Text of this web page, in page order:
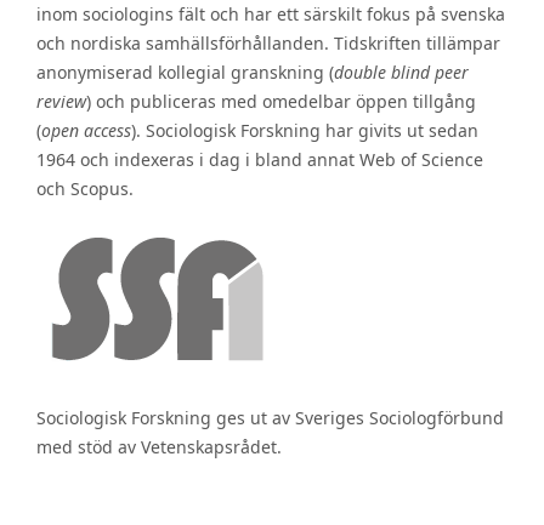
inom sociologins fält och har ett särskilt fokus på svenska
och nordiska samhällsförhållanden. Tidskriften tillämpar
anonymiserad kollegial granskning (double blind peer
review) och publiceras med omedelbar öppen tillgång
(open access). Sociologisk Forskning har givits ut sedan
1964 och indexeras i dag i bland annat Web of Science
och Scopus.
Sociologisk Forskning ges ut av Sveriges Sociologförbund
med stöd av Vetenskapsrådet.